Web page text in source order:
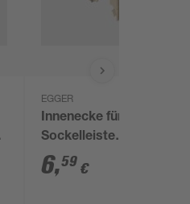
EGGER
Innenecke für
Sockelleiste
mittelbraun 2 Stück
6,59 €